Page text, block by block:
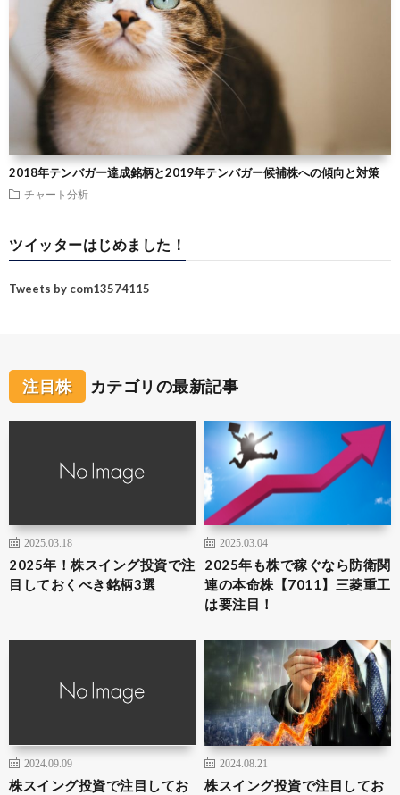
2018年テンバガー達成銘柄と2019年テンバガー候補株への傾向と対策
チャート分析
ツイッターはじめました！
Tweets by com13574115
注目株 カテゴリの最新記事
2025.03.18
2025年！株スイング投資で注
目しておくべき銘柄3選
2025.03.04
2025年も株で稼ぐなら防衛関
連の本命株【7011】三菱重工
は要注目！
2024.09.09
株スイング投資で注目してお
2024.08.21
株スイング投資で注目してお